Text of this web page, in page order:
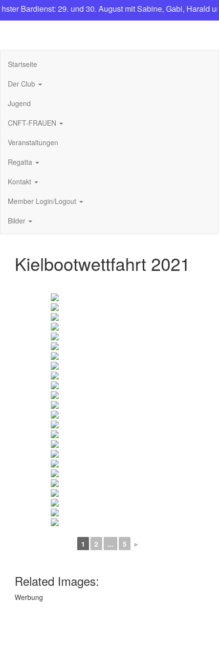
Bardienst: 29. und 30. August mit Sabine, Gabi, Harald und
Startseite
Der Club
Jugend
CNFT-FRAUEN
Veranstaltungen
Regatta
Kontakt
Member Login/Logout
Bilder
Kielbootwettfahrt 2021
1 2 ... 5 ►
Related Images:
Werbung